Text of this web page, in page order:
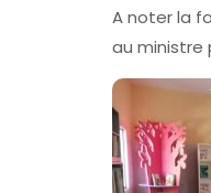
A noter la
au ministre